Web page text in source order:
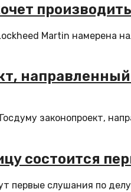
Martin намерена
законопроект,
состоится
первые слушания по